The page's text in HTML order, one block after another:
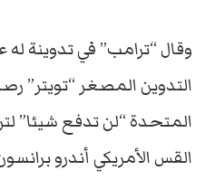
وقال “ترامب” في تدوينة
التدوين المصغر “تويتر”
المتحدة “لن تدفع شيئا”
القس الأمريكي أندرو